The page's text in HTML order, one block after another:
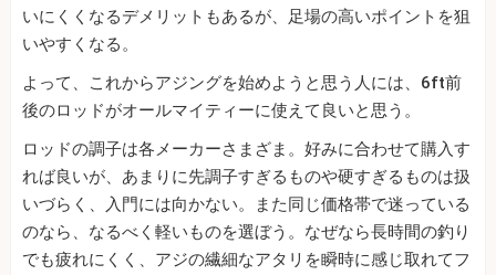
いにくくなるデメリットもあるが、足場の高いポイントを狙
いやすくなる。
よって、これからアジングを始めようと思う人には、6ft前
後のロッドがオールマイティーに使えて良いと思う。
ロッドの調子は各メーカーさまざま。好みに合わせて購入す
れば良いが、あまりに先調子すぎるものや硬すぎるものは扱
いづらく、入門には向かない。また同じ価格帯で迷っている
のなら、なるべく軽いものを選ぼう。なぜなら長時間の釣り
でも疲れにくく、アジの繊細なアタリを瞬時に感じ取れてフ